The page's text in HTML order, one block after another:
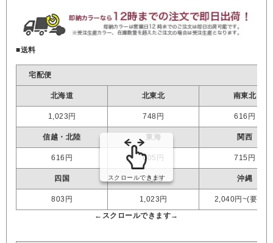
■送料
宅配便
北海道 北東北 南東北
1,023円 748円 616円
信越・北陸 東海 関西
616円 605円 715円
四国 九州 沖縄
803円 1,023円 2,040円~(要見